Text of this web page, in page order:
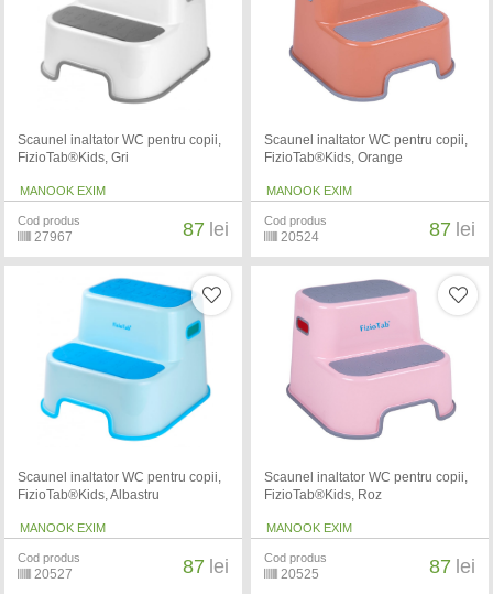
Scaunel inaltator WC pentru copii,
FizioTab®Kids, Gri
MANOOK EXIM
Cod produs
27967 87 lei
Scaunel inaltator WC pentru copii,
FizioTab®Kids, Orange
MANOOK EXIM
Cod produs
20524 87 lei
Scaunel inaltator WC pentru copii,
FizioTab®Kids, Albastru
MANOOK EXIM
Cod produs
20527 87 lei
Scaunel inaltator WC pentru copii,
FizioTab®Kids, Roz
MANOOK EXIM
Cod produs
20525 87 lei